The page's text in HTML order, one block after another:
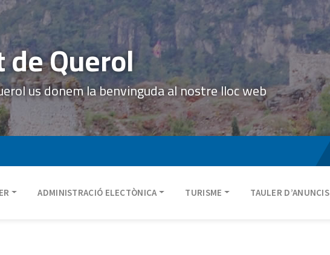
Querol
us donem la benvinguda al nostre lloc web
ADMINISTRACIÓ ELECTÒNICA TURISME TAULER D’ANUNCIS